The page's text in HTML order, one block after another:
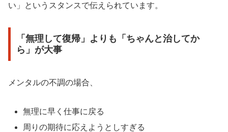
い」というスタンスで伝えられています。
「無理して復帰」よりも「ちゃんと治してか
ら」が大事
メンタルの不調の場合、
無理に早く仕事に戻る
周りの期待に応えようとしすぎる